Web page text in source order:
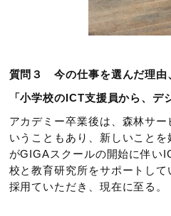
質問３ 今の仕事を選んだ理由
「小学校のICT支援員から、デ
アカデミー卒業後は、森林サ
いうこともあり、新しいこと
がGIGAスクールの開始に伴い
校と教育研究所をサポートし
採用ていただき、現在に至る。